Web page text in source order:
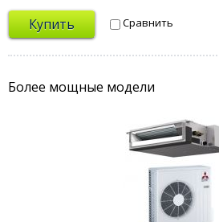
Купить Сравнить
Более мощные модели